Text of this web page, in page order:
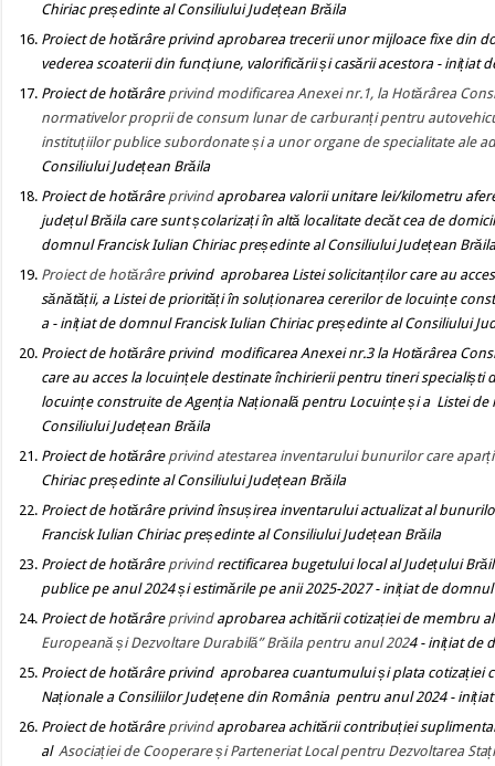
Chiriac președinte al Consiliului Județean Brăila
Proiect de hotărâre privind aprobarea trecerii unor mijloace fixe din
vederea scoaterii din funcțiune, valorificării și casării acestora - inițiat
Proiect de hotărâre privind modificarea Anexei nr.1, la Hotărârea
normativelor proprii de consum lunar de carburanți pentru
instituțiilor publice subordonate și a unor organe de specialitate ale
Consiliului Județean Brăila
Proiect de hotărâre privind aprobarea valorii unitare lei/kilometru
județul Brăila care sunt școlarizați în altă localitate decăt cea de
domnul Francisk Iulian Chiriac președinte al Consiliului Județean
Proiect de hotărâre privind aprobarea Listei solicitanților care au
sănătății, a Listei de priorități în soluționarea cererilor de locuințe
a - inițiat de domnul Francisk Iulian Chiriac președinte al Consiliului
Proiect de hotărâre privind modificarea Anexei nr.3 la Hotărârea
care au acces la locuințele destinate închirierii pentru tineri
locuințe construite de Agenția Națională pentru Locuințe și a Listei
Consiliului Județean Brăila
Proiect de hotărâre privind atestarea inventarului bunurilor care
Chiriac președinte al Consiliului Județean Brăila
Proiect de hotărâre privind însușirea inventarului actualizat al
Francisk Iulian Chiriac președinte al Consiliului Județean Brăila
Proiect de hotărâre privindrectificarea bugetului local al Județului
publice pe anul 2024 și estimările pe anii 2025-2027- inițiat de
Proiect de hotărâre privind aprobarea achitării cotizației de membru
Europeană și Dezvoltare Durabilă” Brăila pentru anul 2024 - inițiat de
Proiect de hotărâre privind aprobarea cuantumului și plata cotizației
Naționale a Consiliilor Județene din România pentru anul 2024 -
Proiect de hotărâre privind aprobarea achitării contribuției
alAsociației de Cooperare și Parteneriat Local pentru Dezvoltarea